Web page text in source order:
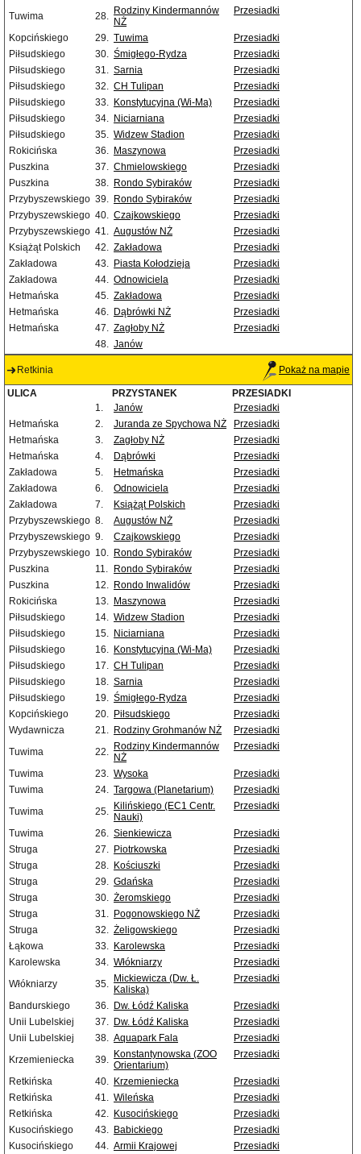
Tuwima
28. Rodziny Kindermannów
NŻ
Przesiadki
Kopcińskiego 29. Tuwima
Przesiadki
Piłsudskiego
30. Śmigłego-Rydza
Przesiadki
Piłsudskiego
31. Sarnia
Przesiadki
Piłsudskiego
32. CH Tulipan
Przesiadki
Piłsudskiego
33. Konstytucyjna (Wi-Ma)
Przesiadki
Piłsudskiego
34. Niciarniana
Przesiadki
Piłsudskiego
35. Widzew Stadion
Przesiadki
Rokicińska
36. Maszynowa
Przesiadki
Puszkina
37. Chmielowskiego
Przesiadki
Puszkina
38. Rondo Sybiraków
Przesiadki
Przybyszewskiego 39. Rondo Sybiraków
Przesiadki
Przybyszewskiego 40. Czajkowskiego
Przesiadki
Przybyszewskiego 41. Augustów NŻ
Przesiadki
Książąt Polskich
42. Zakładowa
Przesiadki
Zakładowa
43. Piasta Kołodzieja
Przesiadki
Zakładowa
44. Odnowiciela
Przesiadki
Hetmańska
45. Zakładowa
Przesiadki
Hetmańska
46. Dąbrówki NŻ
Przesiadki
Hetmańska
47. Zagłoby NŻ
Przesiadki
48. Janów
Retkinia Pokaż na mapie
ULICA PRZYSTANEK
PRZESIADKI
1.
Janów
Przesiadki
Hetmańska
2. Juranda ze Spychowa NŻ
Przesiadki
Hetmańska
3. Zagłoby NŻ
Przesiadki
Hetmańska
4. Dąbrówki
Przesiadki
Zakładowa
5. Hetmańska
Przesiadki
Zakładowa
6. Odnowiciela
Przesiadki
Zakładowa
7. Książąt Polskich
Przesiadki
Przybyszewskiego 8. Augustów NŻ
Przesiadki
Przybyszewskiego 9. Czajkowskiego
Przesiadki
Przybyszewskiego 10. Rondo Sybiraków
Przesiadki
Puszkina
11. Rondo Sybiraków
Przesiadki
Puszkina
12. Rondo Inwalidów
Przesiadki
Rokicińska
13. Maszynowa
Przesiadki
Piłsudskiego
14. Widzew Stadion
Przesiadki
Piłsudskiego
15. Niciarniana
Przesiadki
Piłsudskiego
16. Konstytucyjna (Wi-Ma)
Przesiadki
Piłsudskiego
17. CH Tulipan
Przesiadki
Piłsudskiego
18. Sarnia
Przesiadki
Piłsudskiego
19. Śmigłego-Rydza
Przesiadki
Kopcińskiego
20. Piłsudskiego
Przesiadki
Wydawnicza
21. Rodziny Grohmanów NŻ
Przesiadki
Tuwima
22. Rodziny Kindermannów
NŻ
Przesiadki
Tuwima 23. Wysoka
Przesiadki
Tuwima
24. Targowa (Planetarium)
Przesiadki
Tuwima
25. Kilińskiego (EC1 Centr.
Nauki)
Przesiadki
Tuwima 26. Sienkiewicza
Przesiadki
Struga
27. Piotrkowska
Przesiadki
Struga
28. Kościuszki
Przesiadki
Struga
29. Gdańska
Przesiadki
Struga
30. Żeromskiego
Przesiadki
Struga
31. Pogonowskiego NŻ
Przesiadki
Struga
32. Żeligowskiego
Przesiadki
Łąkowa
33. Karolewska
Przesiadki
Karolewska
34. Włókniarzy
Przesiadki
Włókniarzy
35. Mickiewicza (Dw. Ł.
Kaliska)
Przesiadki
Bandurskiego 36. Dw. Łódź Kaliska
Przesiadki
Unii Lubelskiej
37. Dw. Łódź Kaliska
Przesiadki
Unii Lubelskiej
38. Aquapark Fala
Przesiadki
Krzemieniecka
39. Konstantynowska (ZOO
Orientarium)
Przesiadki
Retkińska 40. Krzemieniecka
Przesiadki
Retkińska
41. Wileńska
Przesiadki
Retkińska
42. Kusocińskiego
Przesiadki
Kusocińskiego
43. Babickiego
Przesiadki
Kusocińskiego
44. Armii Krajowej Przesiadki